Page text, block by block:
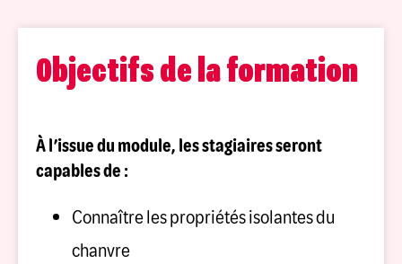
Objectifs de la formation
À l’issue du module, les stagiaires seront
capables de :
Connaître les propriétés isolantes du
chanvre